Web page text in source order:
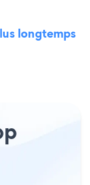
longtemps